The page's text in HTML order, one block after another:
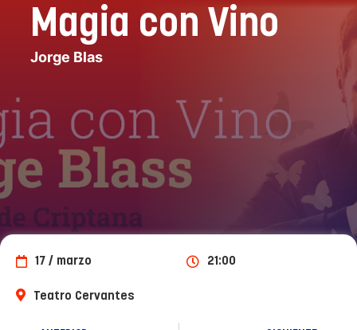
Magia con Vino
Jorge Blas
17 / marzo 21:00
Teatro Cervantes